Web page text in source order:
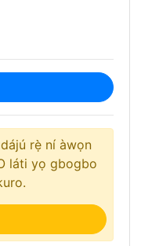
rẹ̀ ní àwọn
láti yọ gbogbo